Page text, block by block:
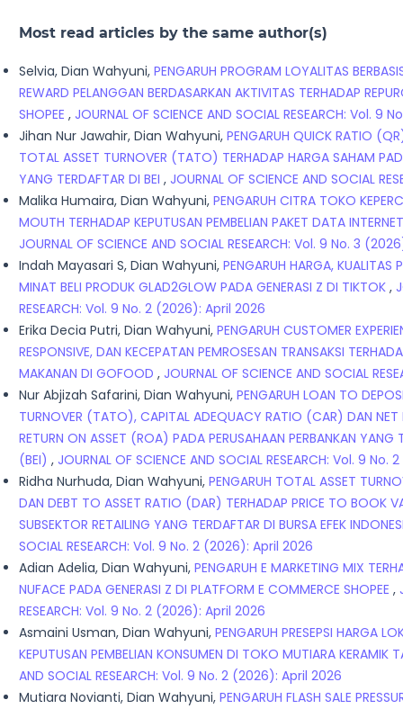
Most read articles by the same author(s)
Selvia, Dian Wahyuni, PENGARUH PROGRAM LOYALITAS
REWARD PELANGGAN BERDASARKAN AKTIVITAS TERHADAP
SHOPEE , JOURNAL OF SCIENCE AND SOCIAL RESEARCH: Vol. 9
Jihan Nur Jawahir, Dian Wahyuni, PENGARUH QUICK RATIO
TOTAL ASSET TURNOVER (TATO) TERHADAP HARGA SAHAM
YANG TERDAFTAR DI BEI , JOURNAL OF SCIENCE AND SOCIAL
Malika Humaira, Dian Wahyuni, PENGARUH CITRA TOKO
MOUTH TERHADAP KEPUTUSAN PEMBELIAN PAKET DATA
JOURNAL OF SCIENCE AND SOCIAL RESEARCH: Vol. 9 No. 3
Indah Mayasari S, Dian Wahyuni, PENGARUH HARGA, KUALITAS
MINAT BELI PRODUK GLAD2GLOW PADA GENERASI Z DI TIKTOK ,
RESEARCH: Vol. 9 No. 2 (2026): April 2026
Erika Decia Putri, Dian Wahyuni, PENGARUH CUSTOMER
RESPONSIVE, DAN KECEPATAN PEMROSESAN TRANSAKSI
MAKANAN DI GOFOOD , JOURNAL OF SCIENCE AND SOCIAL
Nur Abjizah Safarini, Dian Wahyuni, PENGARUH LOAN TO
TURNOVER (TATO), CAPITAL ADEQUACY RATIO (CAR) DAN NET
RETURN ON ASSET (ROA) PADA PERUSAHAAN PERBANKAN YANG
(BEI) , JOURNAL OF SCIENCE AND SOCIAL RESEARCH: Vol. 9
Ridha Nurhuda, Dian Wahyuni, PENGARUH TOTAL ASSET
DAN DEBT TO ASSET RATIO (DAR) TERHADAP PRICE TO BOOK
SUBSEKTOR RETAILING YANG TERDAFTAR DI BURSA EFEK
SOCIAL RESEARCH: Vol. 9 No. 2 (2026): April 2026
Adian Adelia, Dian Wahyuni, PENGARUH E MARKETING MIX
NUFACE PADA GENERASI Z DI PLATFORM E COMMERCE SHOPEE ,
RESEARCH: Vol. 9 No. 2 (2026): April 2026
Asmaini Usman, Dian Wahyuni, PENGARUH PRESEPSI HARGA
KEPUTUSAN PEMBELIAN KONSUMEN DI TOKO MUTIARA KERAMIK
AND SOCIAL RESEARCH: Vol. 9 No. 2 (2026): April 2026
Mutiara Novianti, Dian Wahyuni, PENGARUH FLASH SALE